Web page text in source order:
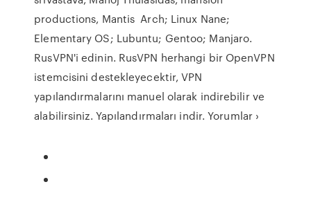
productions, Mantis Arch; Linux Nane;
Elementary OS; Lubuntu; Gentoo; Manjaro.
RusVPN'i edinin. RusVPN herhangi bir OpenVPN
istemcisini destekleyecektir, VPN
yapılandırmalarını manuel olarak indirebilir ve
alabilirsiniz. Yapılandırmaları indir. Yorumlar ›